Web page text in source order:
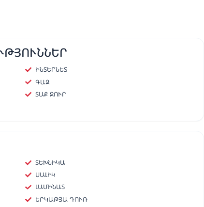
ԻՆՏԵՐՆԵՏ
ԳԱԶ
ՏԱՔ ՋՈՒՐ
ՏԵԽՆԻԿԱ
ՍԱԼԻԿ
ԼԱՄԻՆԱՏ
ԵՐԿԱԹՅԱ ԴՈՒՌ